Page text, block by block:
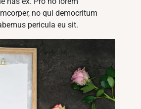
no qui democritum
pericula eu sit.